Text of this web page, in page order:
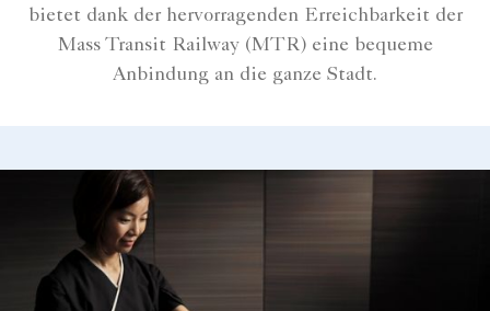
bietet dank der hervorragenden Erreichbarkeit der
Mass Transit Railway (MTR) eine bequeme
Anbindung an die ganze Stadt.